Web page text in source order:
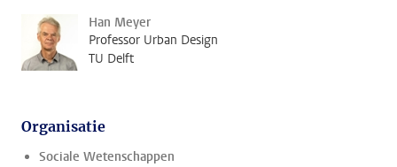
Han Meyer
Professor Urban Design
TU Delft
Organisatie
Sociale Wetenschappen